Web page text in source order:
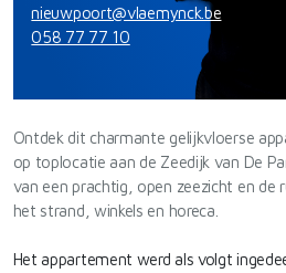
nieuwpoort@vlaemynck.be
058 77 77 10
Ontdek dit charmante gelijkvloerse
op toplocatie aan de Zeedijk van De
van een prachtig, open zeezicht en de
het strand, winkels en horeca.
Het appartement werd als volgt